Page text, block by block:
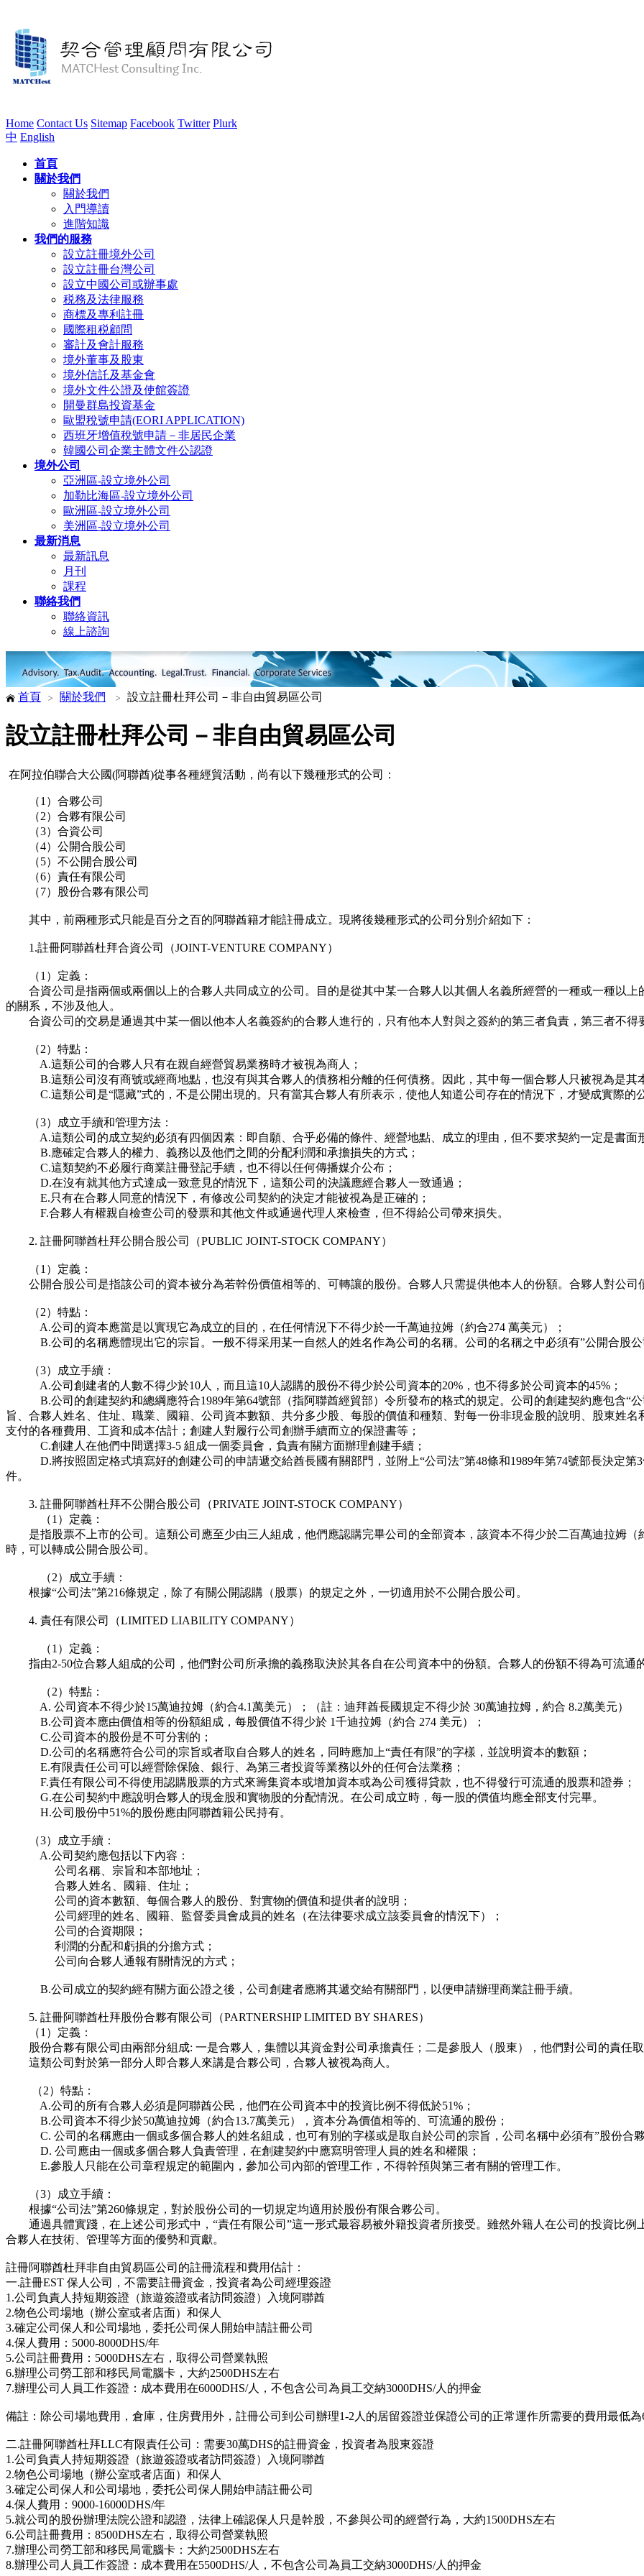
Home Contact Us Sitemap Facebook Twitter Plurk
中 English
首頁
關於我們
關於我們
入門導讀
進階知識
我們的服務
設立註冊境外公司
設立註冊台灣公司
設立中國公司或辦事處
税務及法律服務
商標及專利註冊
國際租税顧問
審計及會計服務
境外董事及股東
境外信託及基金會
境外文件公證及使館簽證
開曼群島投資基金
歐盟稅號申請(EORI APPLICATION)
西班牙增值稅號申請－非居民企業
韓國公司企業主體文件公認證
境外公司
亞洲區-設立境外公司
加勒比海區-設立境外公司
歐洲區-設立境外公司
美洲區-設立境外公司
最新消息
最新訊息
月刊
課程
聯絡我們
聯絡資訊
線上諮詢
首頁 關於我們 設立註冊杜拜公司－非自由貿易區公司
設立註冊杜拜公司－非自由貿易區公司
在阿拉伯聯合大公國(阿聯酋)從事各種經貿活動，尚有以下幾種形式的公司：
（1）合夥公司
（2）合夥有限公司
（3）合資公司
（4）公開合股公司
（5）不公開合股公司
（6）責任有限公司
（7）股份合夥有限公司
其中，前兩種形式只能是百分之百的阿聯酋籍才能註冊成立。現將後幾種形式的公司分別介紹如下：
1.註冊阿聯酋杜拜合資公司（JOINT-VENTURE COMPANY）
（1）定義：
合資公司是指兩個或兩個以上的合夥人共同成立的公司。目的是從其中某一合夥人以其個人名義所經營的一種或一種以上
的關系，不涉及他人。
合資公司的交易是通過其中某一個以他本人名義簽約的合夥人進行的，只有他本人對與之簽約的第三者負責，第三者不得
（2）特點：
A.這類公司的合夥人只有在親自經營貿易業務時才被視為商人；
B.這類公司沒有商號或經商地點，也沒有與其合夥人的債務相分離的任何債務。因此，其中每一個合夥人只被視為是其
C.這類公司是“隱藏”式的，不是公開出現的。只有當其合夥人有所表示，使他人知道公司存在的情況下，才變成實際的
（3）成立手續和管理方法：
A.這類公司的成立契約必須有四個因素：即自願、合乎必備的條件、經營地點、成立的理由，但不要求契約一定是書面
B.應確定合夥人的權力、義務以及他們之間的分配利潤和承擔損失的方式；
C.這類契約不必履行商業註冊登記手續，也不得以任何傳播媒介公布；
D.在沒有就其他方式達成一致意見的情況下，這類公司的決議應經合夥人一致通過；
E.只有在合夥人同意的情況下，有修改公司契約的決定才能被視為是正確的；
F.合夥人有權親自檢查公司的發票和其他文件或通過代理人來檢查，但不得給公司帶來損失。
2. 註冊阿聯酋杜拜公開合股公司（PUBLIC JOINT-STOCK COMPANY）
（1）定義：
公開合股公司是指該公司的資本被分為若幹份價值相等的、可轉讓的股份。合夥人只需提供他本人的份額。合夥人對公司
（2）特點：
A.公司的資本應當是以實現它為成立的目的，在任何情況下不得少於一千萬迪拉姆（約合274 萬美元）；
B.公司的名稱應體現出它的宗旨。一般不得采用某一自然人的姓名作為公司的名稱。公司的名稱之中必須有”公開合股公
（3）成立手續：
A.公司創建者的人數不得少於10人，而且這10人認購的股份不得少於公司資本的20%，也不得多於公司資本的45%；
B.公司的創建契約和總綱應符合1989年第64號部（指阿聯酋經貿部）令所發布的格式的規定。公司的創建契約應包含“公
旨、合夥人姓名、住址、職業、國籍、公司資本數額、共分多少股、每股的價值和種類、對每一份非現金股的說明、股東姓
支付的各種費用、工資和成本估計；創建人對履行公司創辦手續而立的保證書等；
C.創建人在他們中間選擇3-5 組成一個委員會，負責有關方面辦理創建手續；
D.將按照固定格式填寫好的創建公司的申請遞交給酋長國有關部門，並附上“公司法”第48條和1989年第74號部長決定第
件。
3. 註冊阿聯酋杜拜不公開合股公司（PRIVATE JOINT-STOCK COMPANY）
（1）定義：
是指股票不上市的公司。這類公司應至少由三人組成，他們應認購完畢公司的全部資本，該資本不得少於二百萬迪拉姆（
時，可以轉成公開合股公司。
（2）成立手續：
根據“公司法”第216條規定，除了有關公開認購（股票）的規定之外，一切適用於不公開合股公司。
4. 責任有限公司（LIMITED LIABILITY COMPANY）
（1）定義：
指由2-50位合夥人組成的公司，他們對公司所承擔的義務取決於其各自在公司資本中的份額。合夥人的份額不得為可流通
（2）特點：
A. 公司資本不得少於15萬迪拉姆（約合4.1萬美元）；（註：迪拜酋長國規定不得少於 30萬迪拉姆，約合 8.2萬美元）
B.公司資本應由價值相等的份額組成，每股價值不得少於 1千迪拉姆（約合 274 美元）；
C.公司資本的股份是不可分割的；
D.公司的名稱應符合公司的宗旨或者取自合夥人的姓名，同時應加上“責任有限”的字樣，並說明資本的數額；
E.有限責任公司可以經營除保險、銀行、為第三者投資等業務以外的任何合法業務；
F.責任有限公司不得使用認購股票的方式來籌集資本或增加資本或為公司獲得貸款，也不得發行可流通的股票和證券；
G.在公司契約中應說明合夥人的現金股和實物股的分配情況。在公司成立時，每一股的價值均應全部支付完畢。
H.公司股份中51%的股份應由阿聯酋籍公民持有。
（3）成立手續：
A.公司契約應包括以下內容：
公司名稱、宗旨和本部地址；
合夥人姓名、國籍、住址；
公司的資本數額、每個合夥人的股份、對實物的價值和提供者的說明；
公司經理的姓名、國籍、監督委員會成員的姓名（在法律要求成立該委員會的情況下）；
公司的合資期限；
利潤的分配和虧損的分擔方式；
公司向合夥人通報有關情況的方式；
B.公司成立的契約經有關方面公證之後，公司創建者應將其遞交給有關部門，以便申請辦理商業註冊手續。
5. 註冊阿聯酋杜拜股份合夥有限公司（PARTNERSHIP LIMITED BY SHARES）
（1）定義：
股份合夥有限公司由兩部分組成: 一是合夥人，集體以其資金對公司承擔責任；二是參股人（股東），他們對公司的責任
這類公司對於第一部分人即合夥人來講是合夥公司，合夥人被視為商人。
（2）特點：
A.公司的所有合夥人必須是阿聯酋公民，他們在公司資本中的投資比例不得低於51%；
B.公司資本不得少於50萬迪拉姆（約合13.7萬美元），資本分為價值相等的、可流通的股份；
C. 公司的名稱應由一個或多個合夥人的姓名組成，也可有別的字樣或是取自於公司的宗旨，公司名稱中必須有”股份合
D. 公司應由一個或多個合夥人負責管理，在創建契約中應寫明管理人員的姓名和權限；
E.參股人只能在公司章程規定的範圍內，參加公司內部的管理工作，不得幹預與第三者有關的管理工作。
（3）成立手續：
根據“公司法”第260條規定，對於股份公司的一切規定均適用於股份有限合夥公司。
通過具體實踐，在上述公司形式中，“責任有限公司”這一形式最容易被外籍投資者所接受。雖然外籍人在公司的投資比例
合夥人在技術、管理等方面的優勢和貢獻。
註冊阿聯酋杜拜非自由貿易區公司的註冊流程和費用估計：
一.註冊EST 保人公司，不需要註冊資金，投資者為公司經理簽證
1.公司負責人持短期簽證（旅遊簽證或者訪問簽證）入境阿聯酋
2.物色公司場地（辦公室或者店面）和保人
3.確定公司保人和公司場地，委托公司保人開始申請註冊公司
4.保人費用：5000-8000DHS/年
5.公司註冊費用：5000DHS左右，取得公司營業執照
6.辦理公司勞工部和移民局電腦卡，大約2500DHS左右
7.辦理公司人員工作簽證：成本費用在6000DHS/人，不包含公司為員工交納3000DHS/人的押金
備註：除公司場地費用，倉庫，住房費用外，註冊公司到公司辦理1-2人的居留簽證並保證公司的正常運作所需要的費用最低為
二.註冊阿聯酋杜拜LLC有限責任公司：需要30萬DHS的註冊資金，投資者為股東簽證
1.公司負責人持短期簽證（旅遊簽證或者訪問簽證）入境阿聯酋
2.物色公司場地（辦公室或者店面）和保人
3.確定公司保人和公司場地，委托公司保人開始申請註冊公司
4.保人費用：9000-16000DHS/年
5.就公司的股份辦理法院公證和認證，法律上確認保人只是幹股，不參與公司的經營行為，大約1500DHS左右
6.公司註冊費用：8500DHS左右，取得公司營業執照
7.辦理公司勞工部和移民局電腦卡：大約2500DHS左右
8.辦理公司人員工作簽證：成本費用在5500DHS/人，不包含公司為員工交納3000DHS/人的押金